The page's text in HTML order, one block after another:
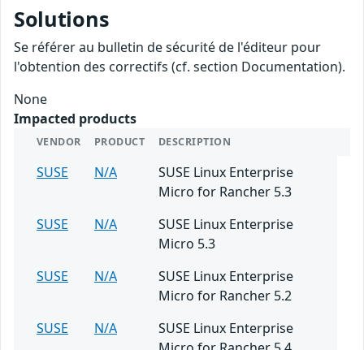
Solutions
Se référer au bulletin de sécurité de l'éditeur pour
l'obtention des correctifs (cf. section Documentation).
None
Impacted products
VENDOR PRODUCT DESCRIPTION
SUSE N/A
SUSE Linux Enterprise
Micro for Rancher 5.3
SUSE
N/A
SUSE Linux Enterprise
Micro 5.3
SUSE
N/A
SUSE Linux Enterprise
Micro for Rancher 5.2
SUSE
N/A
SUSE Linux Enterprise